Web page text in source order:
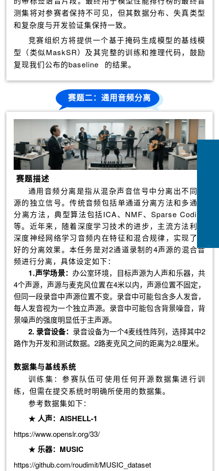
测集将对参赛者保持不可见，但其数据分布、失真类型
和复杂度与开发验证集保持一致。
竞赛组织方将提供一个基于掩码生成模型的基线模
型（类似MaskSR）及其完整的训练和推理代码，鼓励
复现我们公布的baseline 的结果。
赛题二：通用音频分离
赛题描述
通用音频分离是指从混杂声音信号中分离出不同声
源的独立信号。传统音频包括单通道分离方法和多通道
分离方法，典型算法包括ICA、NMF、Sparse Coding
等。近年来，随着深度学习技术的进步，主流方法利用
深度神经网络学习音频内在特征和混合规律，实现了更
好的分离效果。本任务是对2通道录制的4声源的混合音
频进行分离，具体设定如下：
1.声学场景： 办公室环境，目标声源为人声和乐器，共
4个声源，声源与麦克风位置在4米以内，声源位置不固定，
但同一段录音中声源位置不变。录音中可能包含多人发音，
每人发音视为一个独立声源。录音中可能包含背景噪音，背
景噪声的强度明显低于主声源。
2. 录音设备： 录音设备为一个4麦线性阵列，选择其中2
路作为开发和测试数据。2路麦克风之间的距离为2.8厘米。
数据集与基线系统
训练集：参赛队伍可使用任何开源数据集进行训
练，但需在提交系统时明确所使用的数据集。
参考数据集如下：
★ 人声： AISHELL-1
https://www.openslr.org/33/
★ 乐器：MUSIC
https://github.com/roudimit/MUSIC_dataset